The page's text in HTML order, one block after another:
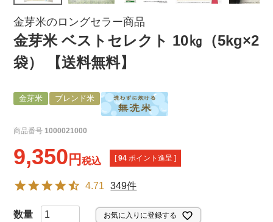
金芽米のロングセラー商品
金芽米 ベストセレクト 10㎏（5kg×2
袋） 【送料無料】
金芽米 ブレンド米
商品番号 1000021000
9,350 税込 [ 94 ポイント進呈 ]
4.71 349件
お気に入りに登録する